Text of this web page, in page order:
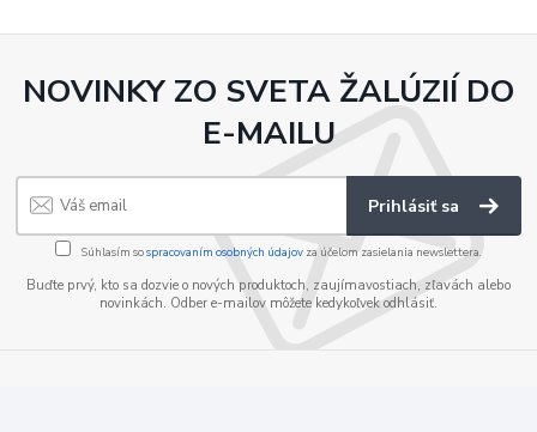
NOVINKY ZO SVETA ŽALÚZIÍ DO
E-MAILU
Prihlásiť sa
Súhlasím sospracovaním osobných údajov za účelom zasielania newslettera.
Buďte prvý, kto sa dozvie o nových produktoch, zaujímavostiach, zľavách alebo
novinkách. Odber e-mailov môžete kedykoľvek odhlásiť.